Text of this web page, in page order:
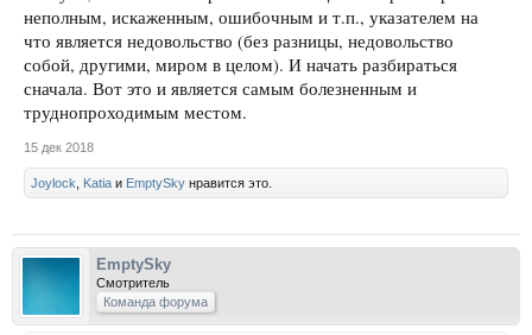
неполным, искаженным, ошибочным и т.п., указателем на
что является недовольство (без разницы, недовольство
собой, другими, миром в целом). И начать разбираться
сначала. Вот это и является самым болезненным и
труднопроходимым местом.
15 дек 2018
Joylock Katia и EmptySky нравится это.
EmptySky
Смотритель
Команда форума